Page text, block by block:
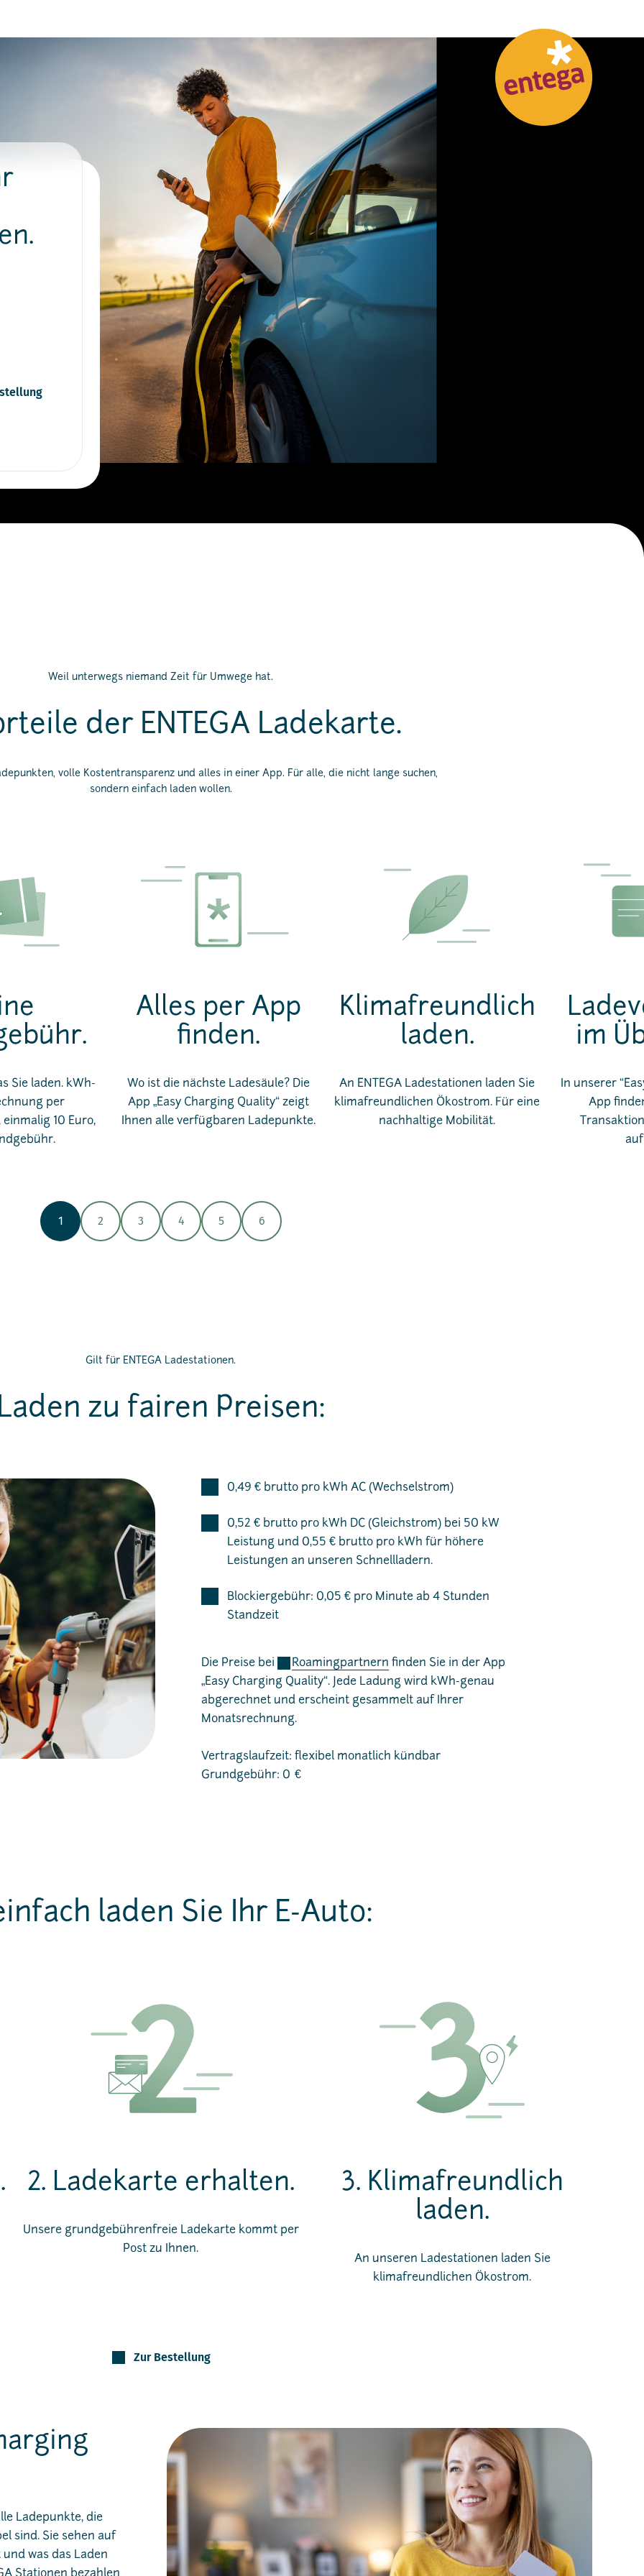
Weil unterwegs niemand Zeit für Umwege hat.
der ENTEGA Ladekarte.
volle Kostentransparenz und alles in einer App. Für alle, die nicht lange suchen,
sondern einfach laden wollen.
Sie laden. kWh-
per
10 Euro,
Alles per App
finden.
Wo ist die nächste Ladesäule? Die
App „Easy Charging Quality“ zeigt
Ihnen alle verfügbaren Ladepunkte.
Klimafreundlich
laden.
An ENTEGA Ladestationen laden Sie
klimafreundlichen Ökostrom. Für eine
nachhaltige Mobilität.
im
In unserer
App
1 2 3 4 5 6
Gilt für ENTEGA Ladestationen.
zu fairen Preisen:
0,49 € brutto pro kWh AC (Wechselstrom)
0,52 € brutto pro kWh DC (Gleichstrom) bei 50 kW
Leistung und 0,55 € brutto pro kWh für höhere
Leistungen an unseren Schnellladern.
Blockiergebühr: 0,05 € pro Minute ab 4 Stunden
Standzeit
Die Preise bei Roamingpartnern finden Sie in der App
„Easy Charging Quality“. Jede Ladung wird kWh-genau
abgerechnet und erscheint gesammelt auf Ihrer
Monatsrechnung.
Vertragslaufzeit: flexibel monatlich kündbar
Grundgebühr: 0 €
laden Sie Ihr E-Auto:
2. Ladekarte erhalten.
Unsere grundgebührenfreie Ladekarte kommt per
Post zu Ihnen.
3. Klimafreundlich
laden.
An unseren Ladestationen laden Sie
klimafreundlichen Ökostrom.
Zur Bestellung
Ladepunkte, die
sind. Sie sehen auf
was das Laden
Stationen bezahlen